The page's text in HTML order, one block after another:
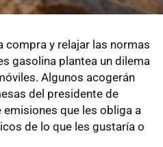
compra y relajar las normas
gasolina plantea un dilema
Algunos acogerán
del presidente de
que les obliga a
de lo que les gustaría o